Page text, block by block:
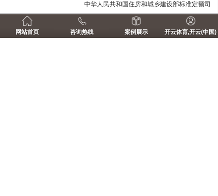
中华人民共和国住房和城乡建设部标准定额司
2015年12月22日
网站首页 咨询热线 案例展示 开云体育,开云(中国)